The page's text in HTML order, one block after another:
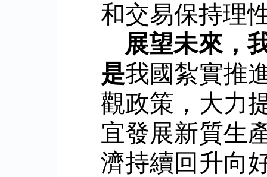
和交易保持理
展望未來，
是我國紮實推
觀政策，大力
宜發展新質生
濟持續回升向